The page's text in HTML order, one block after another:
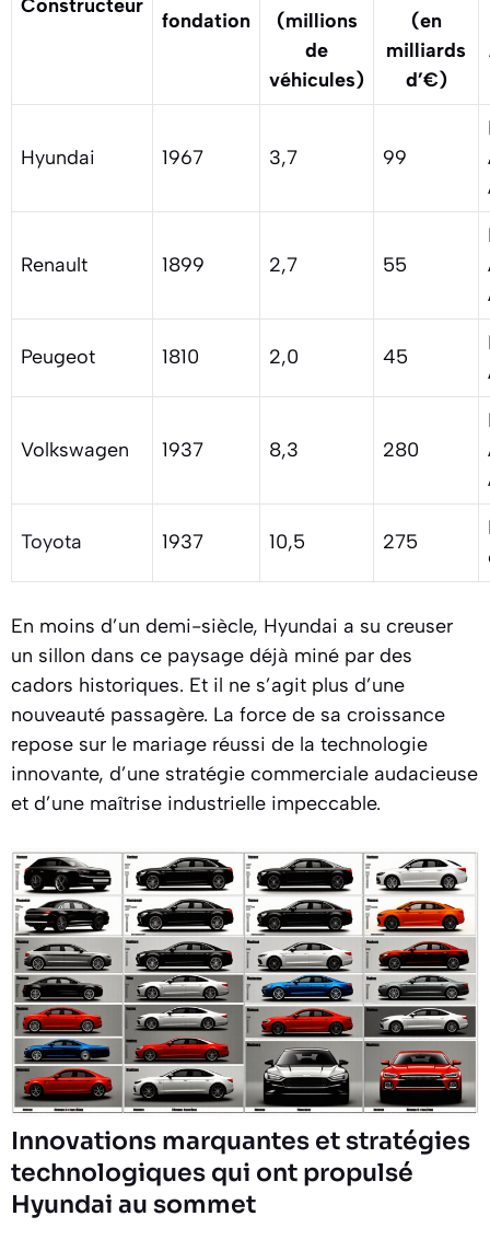
Constructeur
fondation
(millions
de
véhicules)
(en
milliards
d’€)
Hyundai 1967 3,7 99
Renault 1899 2,7 55
Peugeot 1810 2,0 45
Volkswagen 1937 8,3 280
Toyota 1937 10,5 275
En moins d’un demi-siècle, Hyundai a su creuser
un sillon dans ce paysage déjà miné par des
cadors historiques. Et il ne s’agit plus d’une
nouveauté passagère. La force de sa croissance
repose sur le mariage réussi de la technologie
innovante, d’une stratégie commerciale audacieuse
et d’une maîtrise industrielle impeccable.
Innovations marquantes et stratégies
technologiques qui ont propulsé
Hyundai au sommet